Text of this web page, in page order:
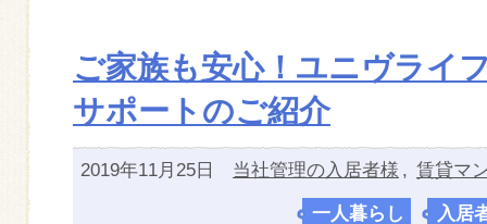
ご家族も安心！ユニヴライ
サポートのご紹介
2019年11月25日 当社管理の入居者様 , 賃貸マ
一人暮らし 入居